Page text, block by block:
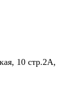
10 стр.2А,